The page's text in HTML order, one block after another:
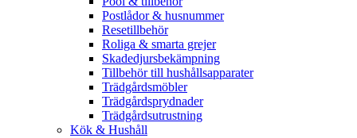
Postlådor & husnummer
Resetillbehör
Roliga & smarta grejer
Skadedjursbekämpning
Tillbehör till hushållsapparater
Trädgårdsmöbler
Trädgårdsprydnader
Trädgårdsutrustning
Kök & Hushåll